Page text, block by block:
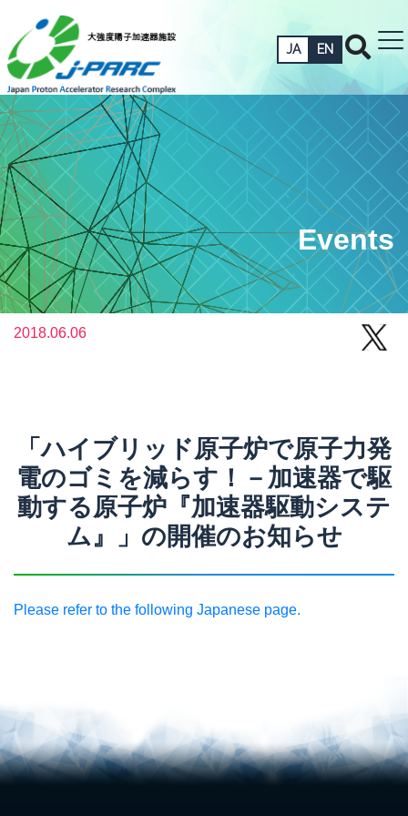
JA EN
Events
2018.06.06
「ハイブリッド原子炉で原子力発
電のゴミを減らす！－加速器で駆
動する原子炉『加速器駆動システ
ム』」の開催のお知らせ
Please refer to the following Japanese page.